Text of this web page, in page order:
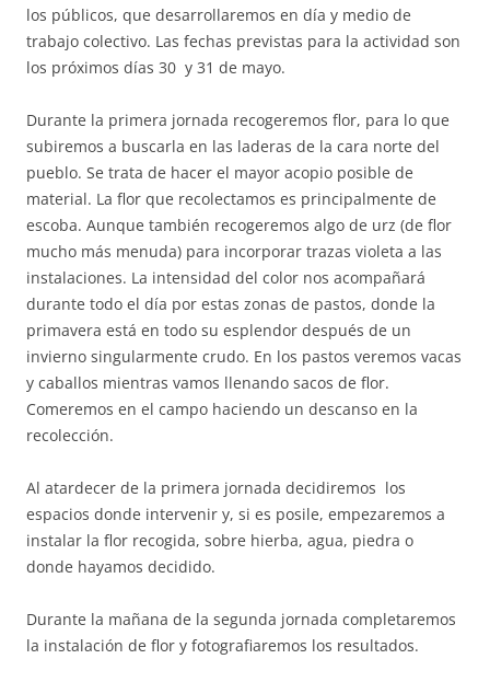
los públicos, que desarrollaremos en día y medio de
trabajo colectivo. Las fechas previstas para la actividad son
los próximos días 30 y 31 de mayo.
Durante la primera jornada recogeremos flor, para lo que
subiremos a buscarla en las laderas de la cara norte del
pueblo. Se trata de hacer el mayor acopio posible de
material. La flor que recolectamos es principalmente de
escoba. Aunque también recogeremos algo de urz (de flor
mucho más menuda) para incorporar trazas violeta a las
instalaciones. La intensidad del color nos acompañará
durante todo el día por estas zonas de pastos, donde la
primavera está en todo su esplendor después de un
invierno singularmente crudo. En los pastos veremos vacas
y caballos mientras vamos llenando sacos de flor.
Comeremos en el campo haciendo un descanso en la
recolección.
Al atardecer de la primera jornada decidiremos los
espacios donde intervenir y, si es posile, empezaremos a
instalar la flor recogida, sobre hierba, agua, piedra o
donde hayamos decidido.
Durante la mañana de la segunda jornada completaremos
la instalación de flor y fotografiaremos los resultados.